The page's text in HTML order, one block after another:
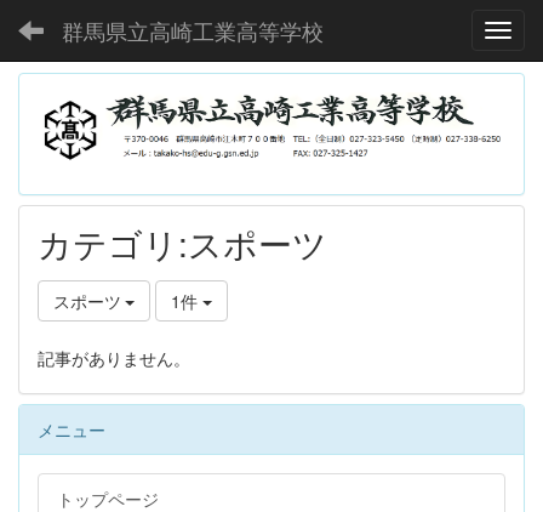
群馬県立高崎工業高等学校
カテゴリ:スポーツ
スポーツ 1件
記事がありません。
メニュー
トップページ